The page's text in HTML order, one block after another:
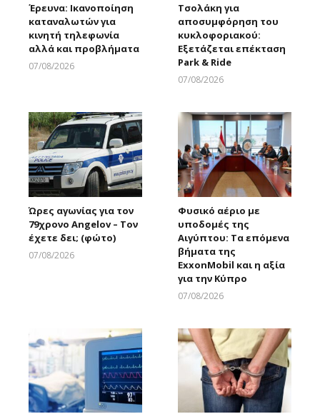
Έρευνα: Ικανοποίηση
καταναλωτών για
κινητή τηλεφωνία
αλλά και προβλήματα
07/08/2026
Τσολάκη για
αποσυμφόρηση του
κυκλοφοριακού:
Εξετάζεται επέκταση
Park & Ride
07/08/2026
Ώρες αγωνίας για τον
79χρονο Angelov – Τον
έχετε δει; (φώτο)
07/08/2026
Φυσικό αέριο με
υποδομές της
Αιγύπτου: Τα επόμενα
βήματα της
ExxonMobil και η αξία
για την Κύπρο
07/08/2026